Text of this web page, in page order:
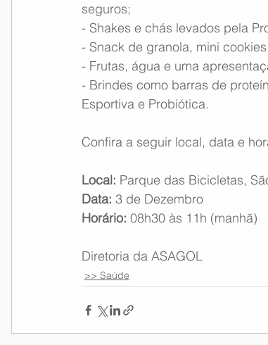
seguros;
- Shakes e chás levados pela
- Snack de granola, mini
- Frutas, água e uma
- Brindes como barras de
Esportiva e Probiótica.
Confira a seguir local, data e
Local: Parque das Bicicletas,
Data: 3 de Dezembro
Horário: 08h30 às 11h (manhã)
Diretoria da ASAGOL
>> Saúde